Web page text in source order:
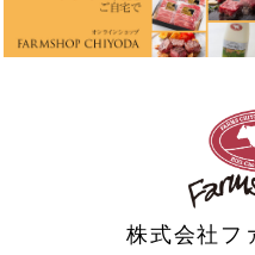
株式会社フ